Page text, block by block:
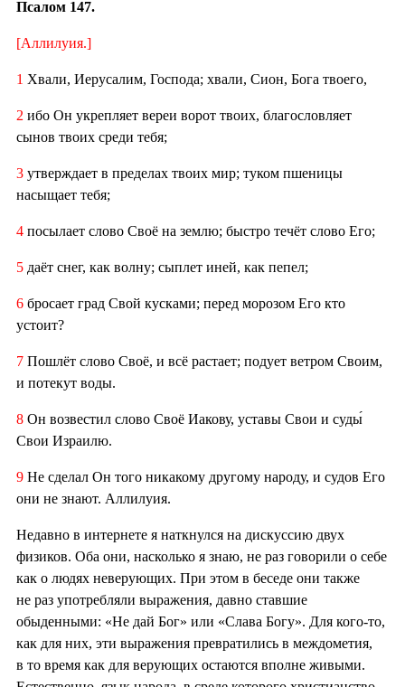
Псалом 147.
[Аллилуия.]
1 Хвали, Иерусалим, Господа; хвали, Сион, Бога твоего,
2 ибо Он укрепляет вереи ворот твоих, благословляет
сынов твоих среди тебя;
3 утверждает в пределах твоих мир; туком пшеницы
насыщает тебя;
4 посылает слово Своё на землю; быстро течёт слово Его;
5 даёт снег, как волну; сыплет иней, как пепел;
6 бросает град Свой кусками; перед морозом Его кто
устоит?
7 Пошлёт слово Своё, и всё растает; подует ветром Своим,
и потекут воды.
8 Он возвестил слово Своё Иакову, уставы Свои и суды́
Свои Израилю.
9 Не сделал Он того никакому другому народу, и судов Его
они не знают. Аллилуия.
Недавно в интернете я наткнулся на дискуссию двух
физиков. Оба они, насколько я знаю, не раз говорили о себе
как о людях неверующих. При этом в беседе они также
не раз употребляли выражения, давно ставшие
обыденными: «Не дай Бог» или «Слава Богу». Для кого-то,
как для них, эти выражения превратились в междометия,
в то время как для верующих остаются вполне живыми.